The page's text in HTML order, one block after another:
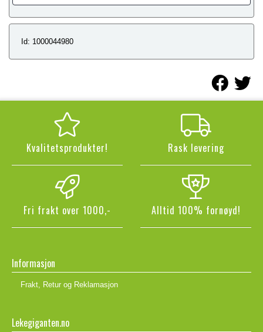
Id: 1000044980
Kvalitetsprodukter! Rask levering
Fri frakt over 1000,- Alltid 100% fornøyd!
Informasjon
Frakt, Retur og Reklamasjon
Lekegiganten.no